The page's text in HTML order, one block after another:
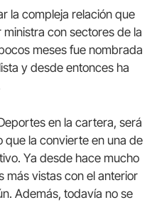
la compleja relación que
con sectores de la
meses fue nombrada
y desde entonces ha
en la cartera, será
que la convierte en una de
Ya desde hace mucho
más vistas con el anterior
Además, todavía no se